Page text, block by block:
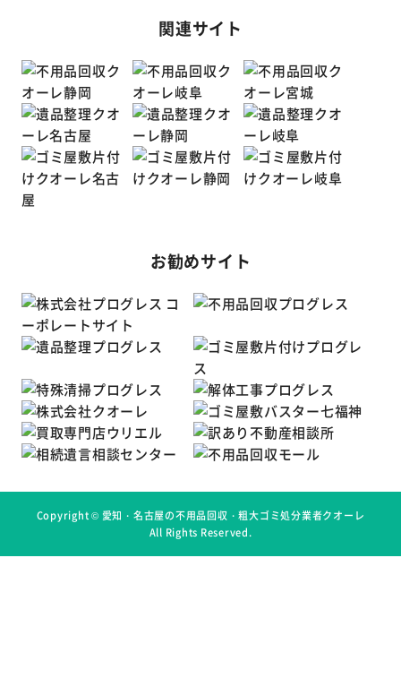
関連サイト
お勧めサイト
Copyright © 愛知・名古屋の不用品回収・粗大ゴミ処分業者クオーレ
All Rights Reserved.